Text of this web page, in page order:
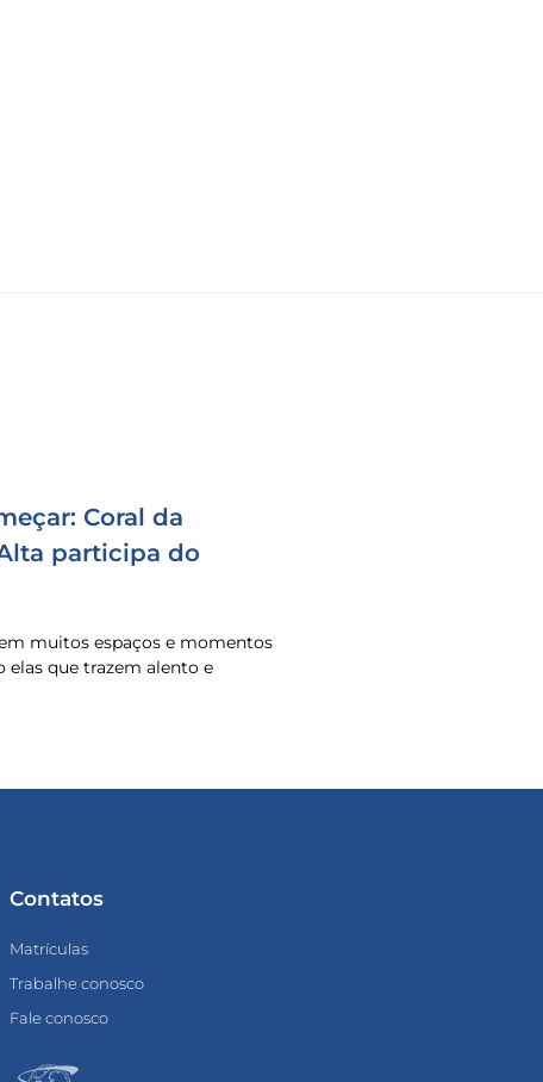
Coral da
participa do
muitos espaços e momentos
elas que trazem alento e
Contatos
Matrículas
Trabalhe conosco
Fale conosco